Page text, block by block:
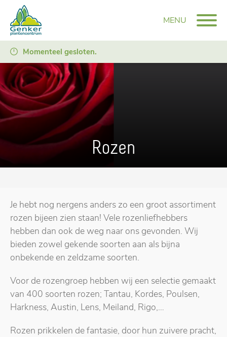
MENU
Momenteel gesloten.
Rozen
Je hebt nog nergens anders zo een groot assortiment
rozen bijeen zien staan! Vele rozenliefhebbers
hebben dan ook de weg naar ons gevonden. Wij
bieden zowel gekende soorten aan als bijna
onbekende en zeldzame soorten.
Voor de rozengroep hebben wij een selectie gemaakt
van 400 soorten rozen; Tantau, Kordes, Poulsen,
Harkness, Austin, Lens, Meiland, Rigo,…
Rozen prikkelen de fantasie, door hun zuivere pracht,